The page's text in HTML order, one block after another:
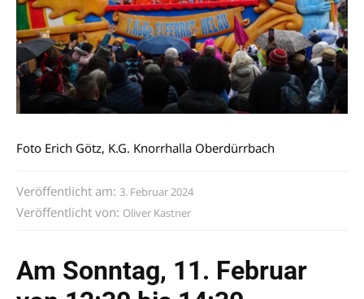
Foto Erich Götz, K.G. Knorrhalla Oberdürrbach
Veröffentlicht am: 3. Februar 2024
Veröffentlicht von: Oliver Kastner
Am Sonntag, 11. Februar